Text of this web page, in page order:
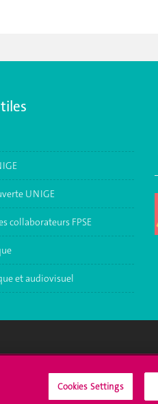
UNIGE
collaborateurs FPSE
et audiovisuel
Cookies Settings